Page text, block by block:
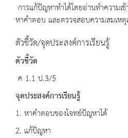
การแก้ปัญหาทำได้โดยอ่านทำความ
หาคำตอบ และตรวจสอบความสมเห
ตัวชี้วัด/จุดประสงค์การเรียนรู้
ตัวชี้วัด
ค 1.1 ป.3/5
จุดประสงค์การเรียนรู้
1. หาคำตอบของโจทย์ปัญหาได้
2. แก้ปัญหา